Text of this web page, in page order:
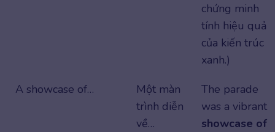
chứng minh
tính hiệu quả
của kiến trúc
xanh.)
A showcase of…
Một màn
trình diễn
về…
The parade
was a vibrant
showcase of